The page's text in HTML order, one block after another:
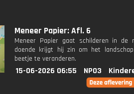
Meneer Papier: Afl. 6
Meneer Papier gaat schilderen in de
doende krijgt hij zin om het
beetje te veranderen.
15-06-2026 06:55 NPO3